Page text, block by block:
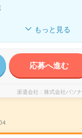
もっと見る
応募へ進む
派遣会社 株式会社パソナ